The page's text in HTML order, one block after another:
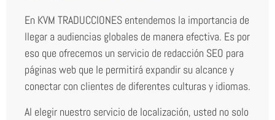
En KVM TRADUCCIONES entendemos la importancia de
llegar a audiencias globales de manera efectiva. Es por
eso que ofrecemos un servicio de redacción SEO para
páginas web que le permitirá expandir su alcance y
conectar con clientes de diferentes culturas y idiomas.
Al elegir nuestro servicio de localización, usted no solo